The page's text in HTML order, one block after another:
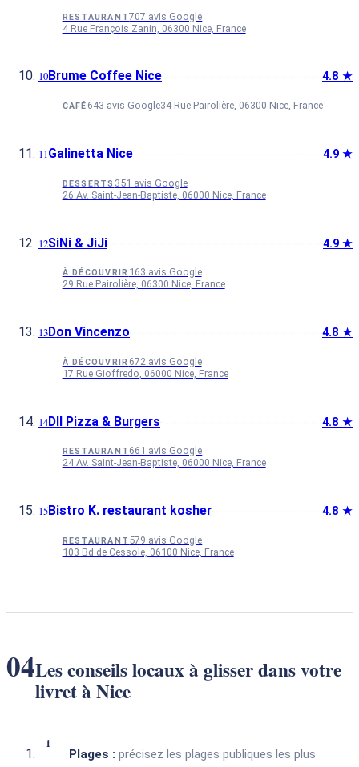
RESTAURANT707 avis Google
4 Rue François Zanin, 06300 Nice, France
Brume Coffee Nice 4.8 ★
CAFÉ 643 avis Google34 Rue Pairolière, 06300 Nice, France
Galinetta Nice 4.9 ★
DESSERTS 351 avis Google
26 Av. Saint-Jean-Baptiste, 06000 Nice, France
SiNi & JiJi 4.9 ★
À DÉCOUVRIR 163 avis Google
29 Rue Pairolière, 06300 Nice, France
Don Vincenzo 4.8 ★
À DÉCOUVRIR 672 avis Google
17 Rue Gioffredo, 06000 Nice, France
DII Pizza & Burgers 4.8 ★
RESTAURANT 661 avis Google
24 Av. Saint-Jean-Baptiste, 06000 Nice, France
Bistro K. restaurant kosher 4.8 ★
RESTAURANT 579 avis Google
103 Bd de Cessole, 06100 Nice, France
04Les conseils locaux à glisser dans votre
livret à Nice
Plages :précisez les plages publiques les plus